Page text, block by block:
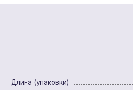
Длина (упаковки)